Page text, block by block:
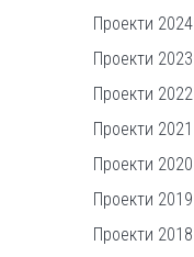
Проекти 2024
Проекти 2023
Проекти 2022
Проекти 2021
Проекти 2020
Проекти 2019
Проекти 2018